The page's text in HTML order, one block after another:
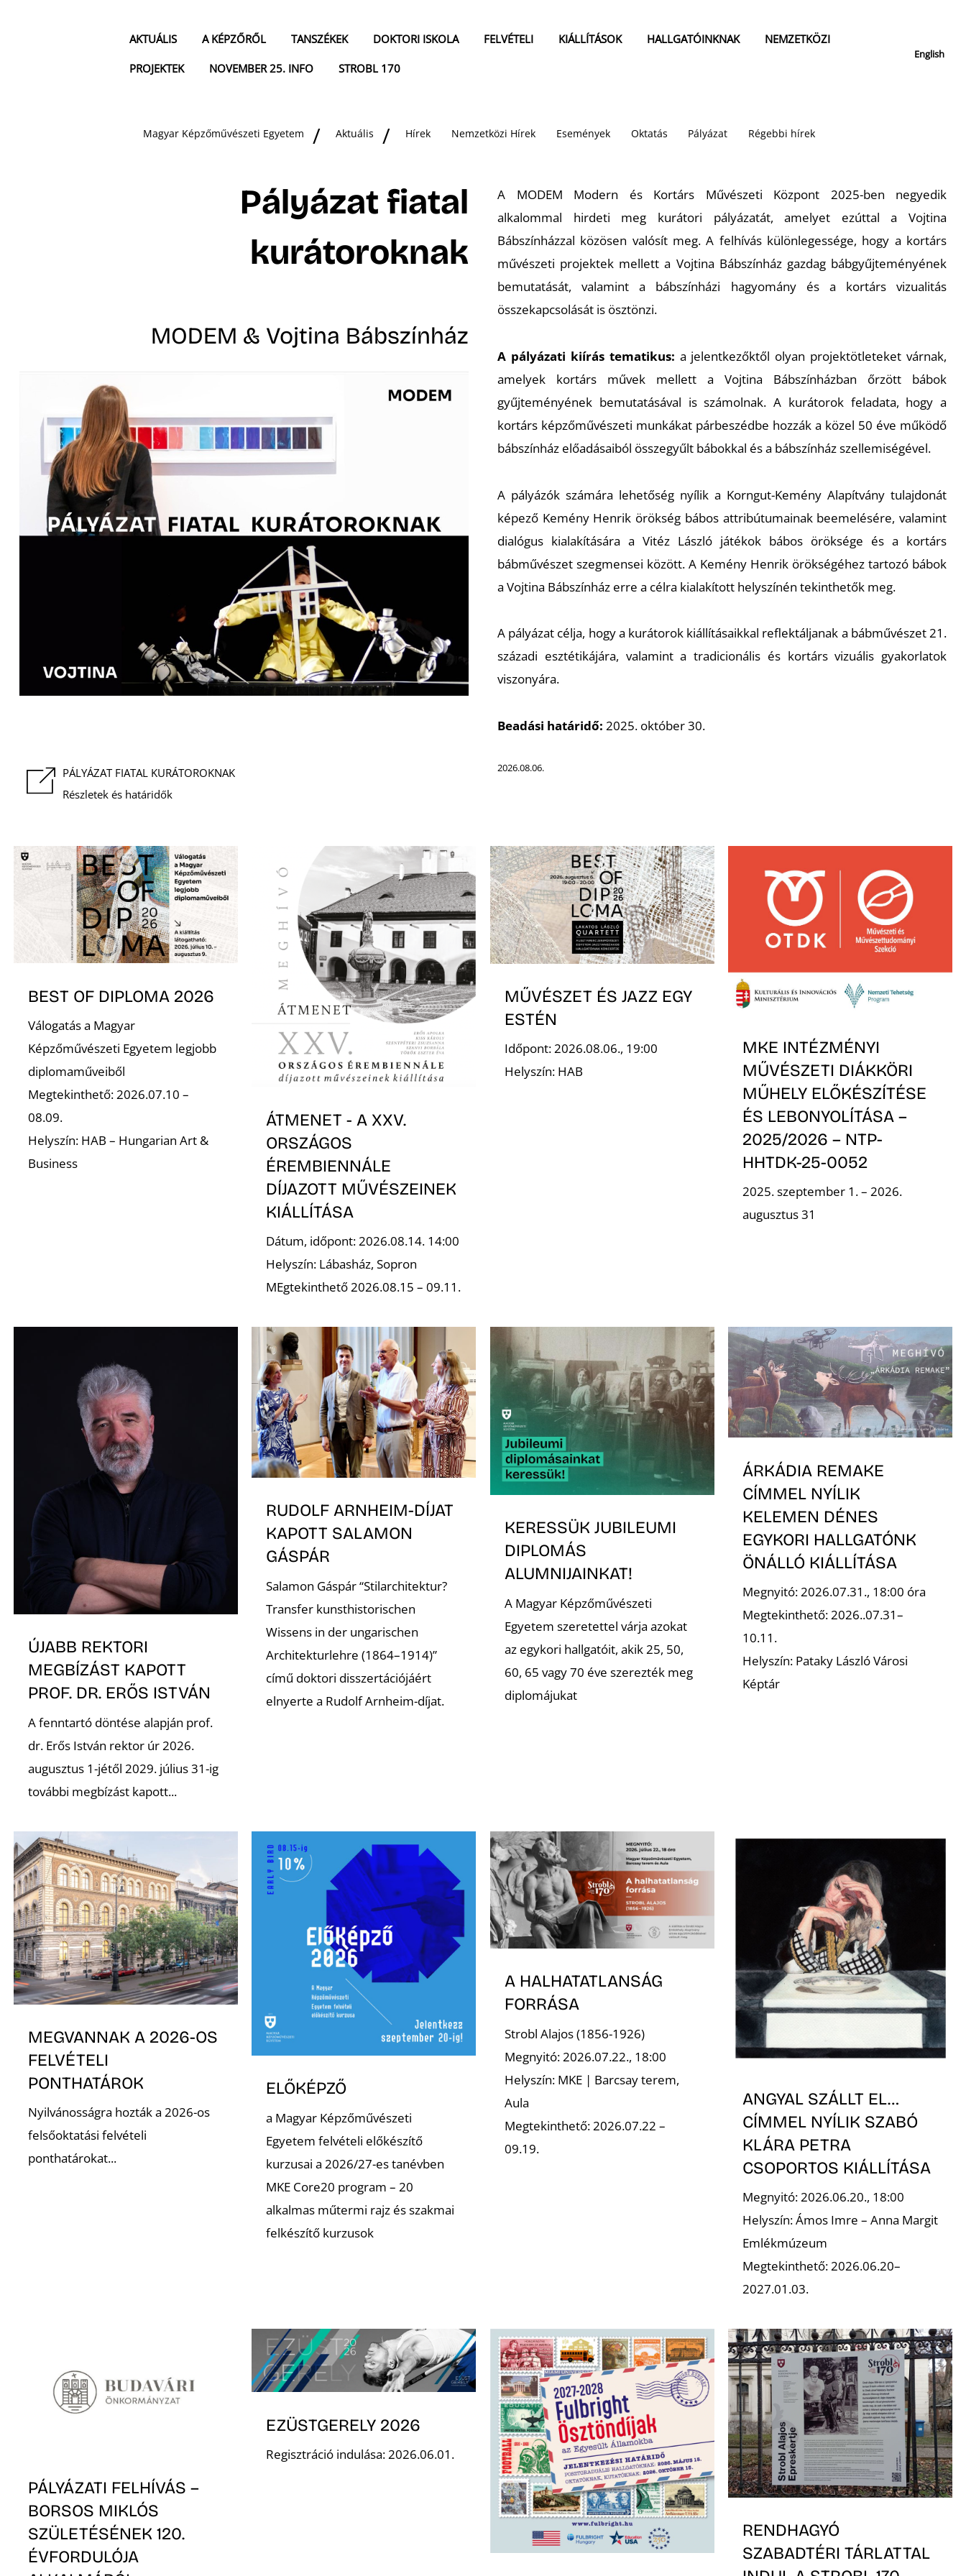
AKTUÁLIS A KÉPZŐRŐL TANSZÉKEK DOKTORI ISKOLA FELVÉTELI KIÁLLÍTÁSOK HALLGATÓINKNAK
NEMZETKÖZI
PROJEKTEK
NOVEMBER 25. INFO STROBL 170
English
Magyar Képzőművészeti Egyetem Aktuális Hírek Nemzetközi Hírek Események Oktatás Pályázat Régebbi hírek
Pályázat fiatal
kurátoroknak
MODEM & Vojtina Bábszínház
PÁLYÁZAT FIATAL KURÁTOROKNAK
Részletek és határidők
A MODEM Modern és Kortárs Művészeti Központ 2025-ben negyedik
alkalommal hirdeti meg kurátori pályázatát, amelyet ezúttal a Vojtina
Bábszínházzal közösen valósít meg. A felhívás különlegessége, hogy a kortárs
művészeti projektek mellett a Vojtina Bábszínház gazdag bábgyűjteményének
bemutatását, valamint a bábszínházi hagyomány és a kortárs vizualitás
összekapcsolását is ösztönzi.
A pályázati kiírás tematikus: a jelentkezőktől olyan projektötleteket várnak,
amelyek kortárs művek mellett a Vojtina Bábszínházban őrzött bábok
gyűjteményének bemutatásával is számolnak. A kurátorok feladata, hogy a
kortárs képzőművészeti munkákat párbeszédbe hozzák a közel 50 éve működő
bábszínház előadásaiból összegyűlt bábokkal és a bábszínház szellemiségével.
A pályázók számára lehetőség nyílik a Korngut-Kemény Alapítvány tulajdonát
képező Kemény Henrik örökség bábos attribútumainak beemelésére, valamint
dialógus kialakítására a Vitéz László játékok bábos öröksége és a kortárs
bábművészet szegmensei között. A Kemény Henrik örökségéhez tartozó bábok
a Vojtina Bábszínház erre a célra kialakított helyszínén tekinthetők meg.
A pályázat célja, hogy a kurátorok kiállításaikkal reflektáljanak a bábművészet 21.
századi esztétikájára, valamint a tradicionális és kortárs vizuális gyakorlatok
viszonyára.
Beadási határidő: 2025. október 30.
2026.08.06.
BEST OF DIPLOMA 2026
Válogatás a Magyar
Képzőművészeti Egyetem legjobb
diplomaműveiből
Megtekinthető: 2026.07.10 –
08.09.
Helyszín: HAB – Hungarian Art &
Business
ÁTMENET - A XXV.
ORSZÁGOS
ÉREMBIENNÁLE
DÍJAZOTT MŰVÉSZEINEK
KIÁLLÍTÁSA
Dátum, időpont: 2026.08.14. 14:00
Helyszín: Lábasház, Sopron
MEgtekinthető 2026.08.15 – 09.11.
MŰVÉSZET ÉS JAZZ EGY
ESTÉN
Időpont: 2026.08.06., 19:00
Helyszín: HAB
MKE INTÉZMÉNYI
MŰVÉSZETI DIÁKKÖRI
MŰHELY ELŐKÉSZÍTÉSE
ÉS LEBONYOLÍTÁSA –
2025/2026 – NTP-
HHTDK-25-0052
2025. szeptember 1. – 2026.
augusztus 31
ÚJABB REKTORI
MEGBÍZÁST KAPOTT
PROF. DR. ERŐS ISTVÁN
A fenntartó döntése alapján prof.
dr. Erős István rektor úr 2026.
augusztus 1-jétől 2029. július 31-ig
további megbízást kapott...
RUDOLF ARNHEIM-DÍJAT
KAPOTT SALAMON
GÁSPÁR
Salamon Gáspár “Stilarchitektur?
Transfer kunsthistorischen
Wissens in der ungarischen
Architekturlehre (1864–1914)”
című doktori disszertációjáért
elnyerte a Rudolf Arnheim-díjat.
KERESSÜK JUBILEUMI
DIPLOMÁS
ALUMNIJAINKAT!
A Magyar Képzőművészeti
Egyetem szeretettel várja azokat
az egykori hallgatóit, akik 25, 50,
60, 65 vagy 70 éve szerezték meg
diplomájukat
ÁRKÁDIA REMAKE
CÍMMEL NYÍLIK
KELEMEN DÉNES
EGYKORI HALLGATÓNK
ÖNÁLLÓ KIÁLLÍTÁSA
Megnyitó: 2026.07.31., 18:00 óra
Megtekinthető: 2026..07.31–
10.11.
Helyszín: Pataky László Városi
Képtár
MEGVANNAK A 2026-OS
FELVÉTELI
PONTHATÁROK
Nyilvánosságra hozták a 2026-os
felsőoktatási felvételi
ponthatárokat...
ELŐKÉPZŐ
a Magyar Képzőművészeti
Egyetem felvételi előkészítő
kurzusai a 2026/27-es tanévben
MKE Core20 program – 20
alkalmas műtermi rajz és szakmai
felkészítő kurzusok
A HALHATATLANSÁG
FORRÁSA
Strobl Alajos (1856-1926)
Megnyitó: 2026.07.22., 18:00
Helyszín: MKE | Barcsay terem,
Aula
Megtekinthető: 2026.07.22 –
09.19.
ANGYAL SZÁLLT EL…
CÍMMEL NYÍLIK SZABÓ
KLÁRA PETRA
CSOPORTOS KIÁLLÍTÁSA
Megnyitó: 2026.06.20., 18:00
Helyszín: Ámos Imre – Anna Margit
Emlékmúzeum
Megtekinthető: 2026.06.20–
2027.01.03.
PÁLYÁZATI FELHÍVÁS –
BORSOS MIKLÓS
SZÜLETÉSÉNEK 120.
ÉVFORDULÓJA
EZÜSTGERELY 2026
Regisztráció indulása: 2026.06.01.
RENDHAGYÓ
SZABADTÉRI TÁRLATTAL